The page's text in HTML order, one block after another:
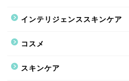
インテリジェンススキンケア
コスメ
スキンケア